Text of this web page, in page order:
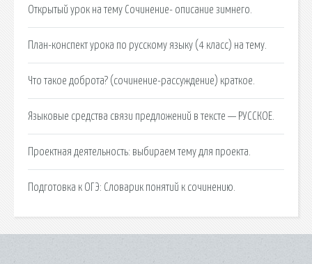
Открытый урок на тему Сочинение- описание зимнего.
План-конспект урока по русскому языку (4 класс) на тему.
Что такое доброта? (сочинение-рассуждение) краткое.
Языковые средства связи предложений в тексте — РУССКОЕ.
Проектная деятельность: выбираем тему для проекта.
Подготовка к ОГЭ: Словарик понятий к сочинению.